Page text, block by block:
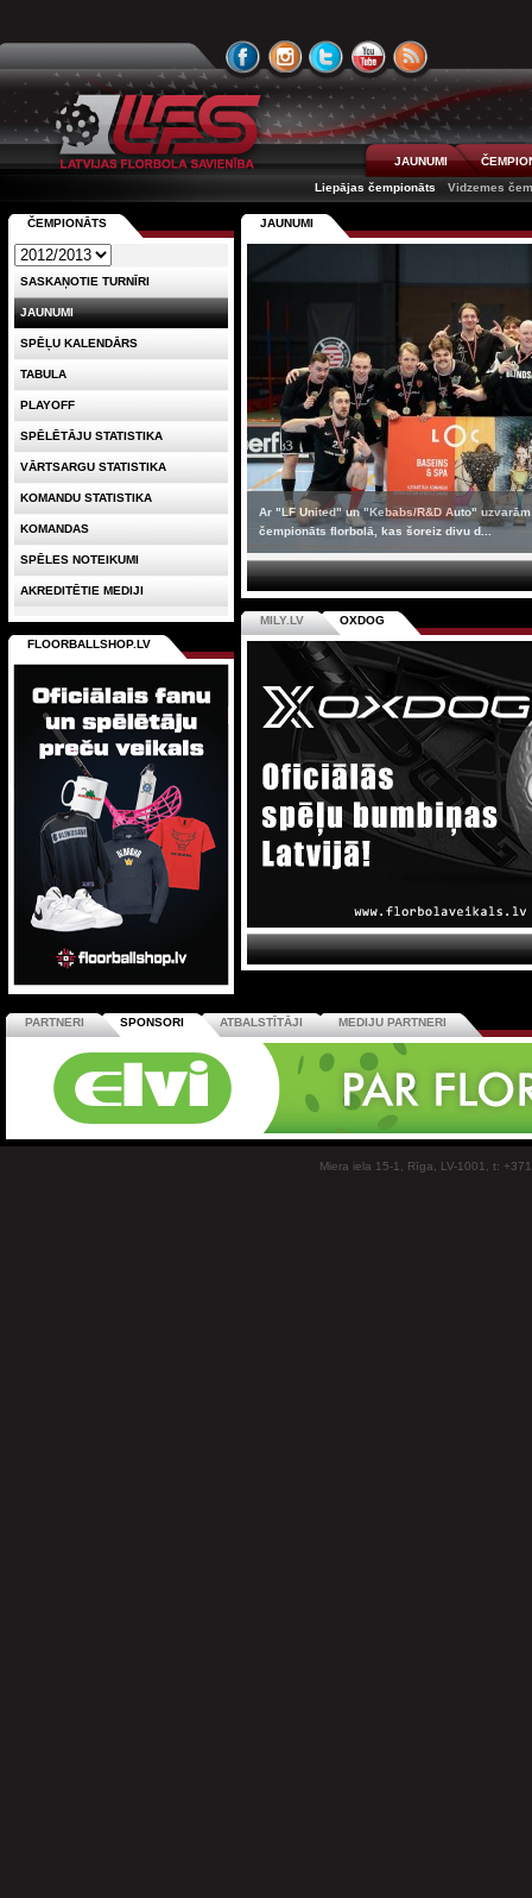
JAUNUMI
Liepājas čempionāts
Vidzemes
JAUNUMI
Ar "LF United" un "Kebabs/R&D Auto"
čempionāts florbolā, kas šoreiz divu d...
MILY.LV OXDOG
ČEMPIONĀTS
SASKAŅOTIE TURNĪRI
JAUNUMI
SPĒĻU KALENDĀRS
TABULA
PLAYOFF
SPĒLĒTĀJU STATISTIKA
VĀRTSARGU STATISTIKA
KOMANDU STATISTIKA
KOMANDAS
SPĒLES NOTEIKUMI
AKREDITĒTIE MEDIJI
FLOORBALLSHOP.LV
PARTNERI SPONSORI ATBALSTĪTĀJI MEDIJU PARTNERI
Miera iela 15-1, Rīga, LV-1001, t: